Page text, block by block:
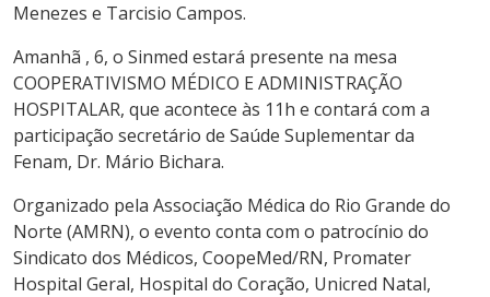
Menezes e Tarcisio Campos.
Amanhã , 6, o Sinmed estará presente na mesa
COOPERATIVISMO MÉDICO E ADMINISTRAÇÃO
HOSPITALAR, que acontece às 11h e contará com a
participação secretário de Saúde Suplementar da
Fenam, Dr. Mário Bichara.
Organizado pela Associação Médica do Rio Grande do
Norte (AMRN), o evento conta com o patrocínio do
Sindicato dos Médicos, CoopeMed/RN, Promater
Hospital Geral, Hospital do Coração, Unicred Natal,